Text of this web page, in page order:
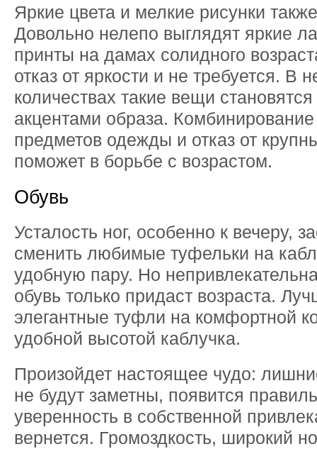
Яркие цвета и мелкие рисунки
Довольно нелепо выглядят яркие
принты на дамах солидного
отказ от яркости и не требуется. В
количествах такие вещи
акцентами образа.
предметов одежды и отказ от
поможет в борьбе с возрастом.
Обувь
Усталость ног, особенно к вечеру,
сменить любимые туфельки на
удобную пару. Но
обувь только придаст возраста.
элегантные туфли на комфортной
удобной высотой каблучка.
Произойдет настоящее чудо:
не будут заметны, появится
уверенность в собственной
вернется. Громоздкость, широкий